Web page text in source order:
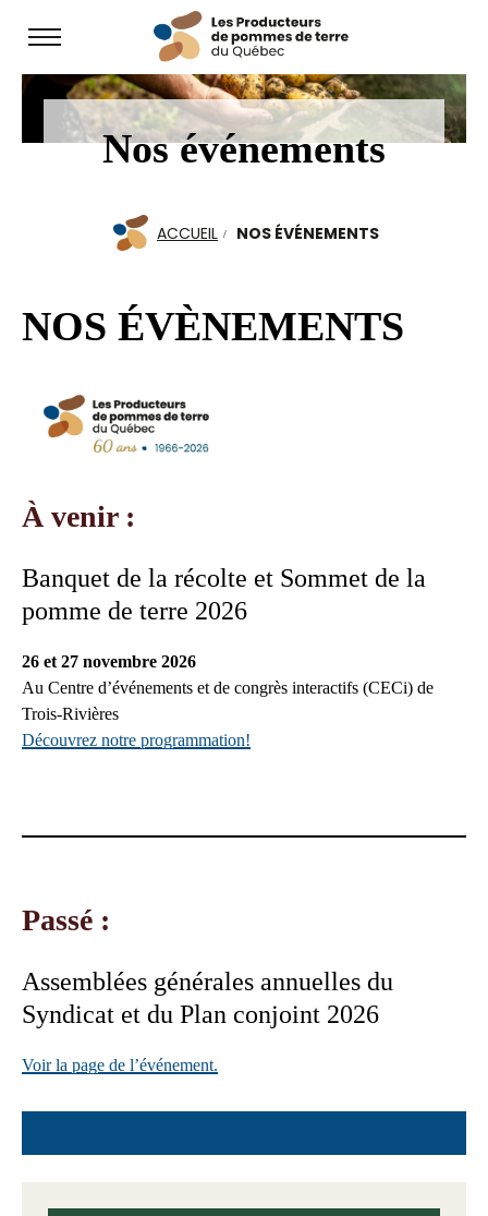
Open
Nos événements
ACCUEIL NOS ÉVÉNEMENTS
NOS ÉVÈNEMENTS
À venir :
Banquet de la récolte et Sommet de la
pomme de terre 2026
26 et 27 novembre 2026
Au Centre d’événements et de congrès interactifs (CECi) de
Trois-Rivières
Découvrez notre programmation!
Passé :
Assemblées générales annuelles du
Syndicat et du Plan conjoint 2026
Voir la page de l’événement.